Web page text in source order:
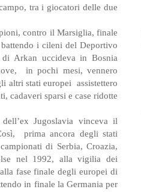
tra i giocatori delle due
contro il Marsiglia, finale
i cileni del Deportivo
Arkan uccideva in Bosnia
in pochi mesi, vennero
altri stati europei assistettero
cadaveri sparsi e case ridotte
Jugoslavia vinceva il
prima ancora degli stati
di Serbia, Croazia,
nel 1992, alla vigilia dei
fase finale degli europei di
in finale la Germania per